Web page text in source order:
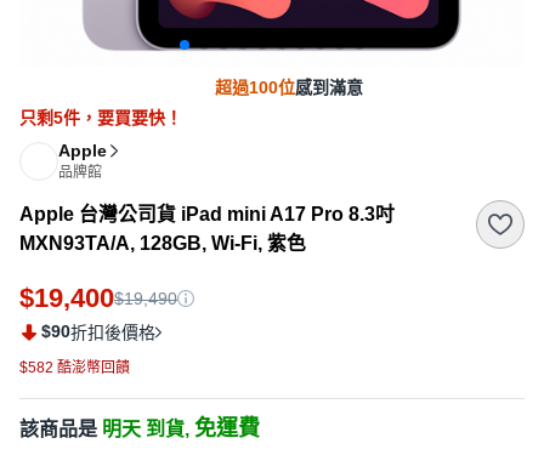
超過100位感到滿意
只剩5件， 要買要快！
Apple
品牌館
Apple 台灣公司貨 iPad mini A17 Pro 8.3吋
MXN93TA/A, 128GB, Wi-Fi, 紫色
$19,400$19,490
$90折扣後價格
$582 酷澎幣回饋
該商品是 明天 到貨, 免運費